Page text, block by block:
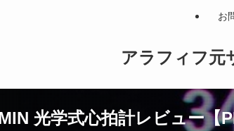
アラフィフ元
お
光学式心拍計レビュー【